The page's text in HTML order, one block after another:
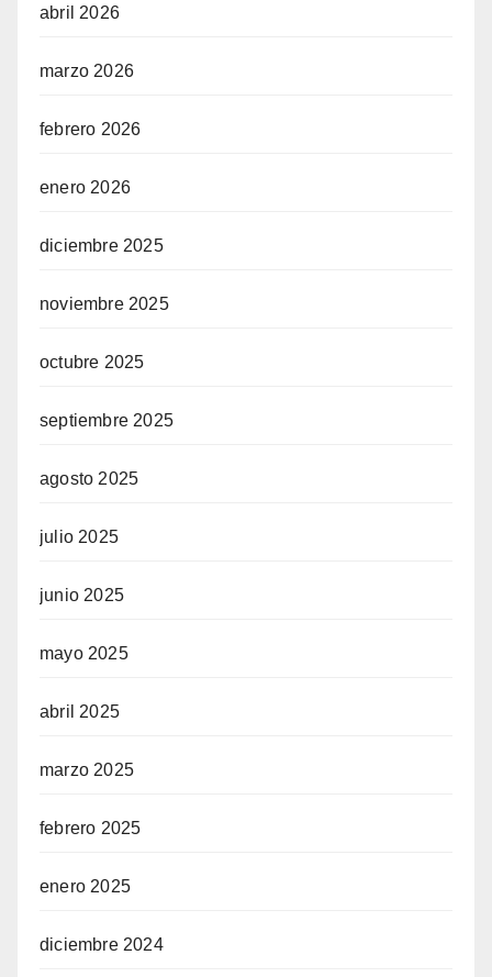
abril 2026
marzo 2026
febrero 2026
enero 2026
diciembre 2025
noviembre 2025
octubre 2025
septiembre 2025
agosto 2025
julio 2025
junio 2025
mayo 2025
abril 2025
marzo 2025
febrero 2025
enero 2025
diciembre 2024